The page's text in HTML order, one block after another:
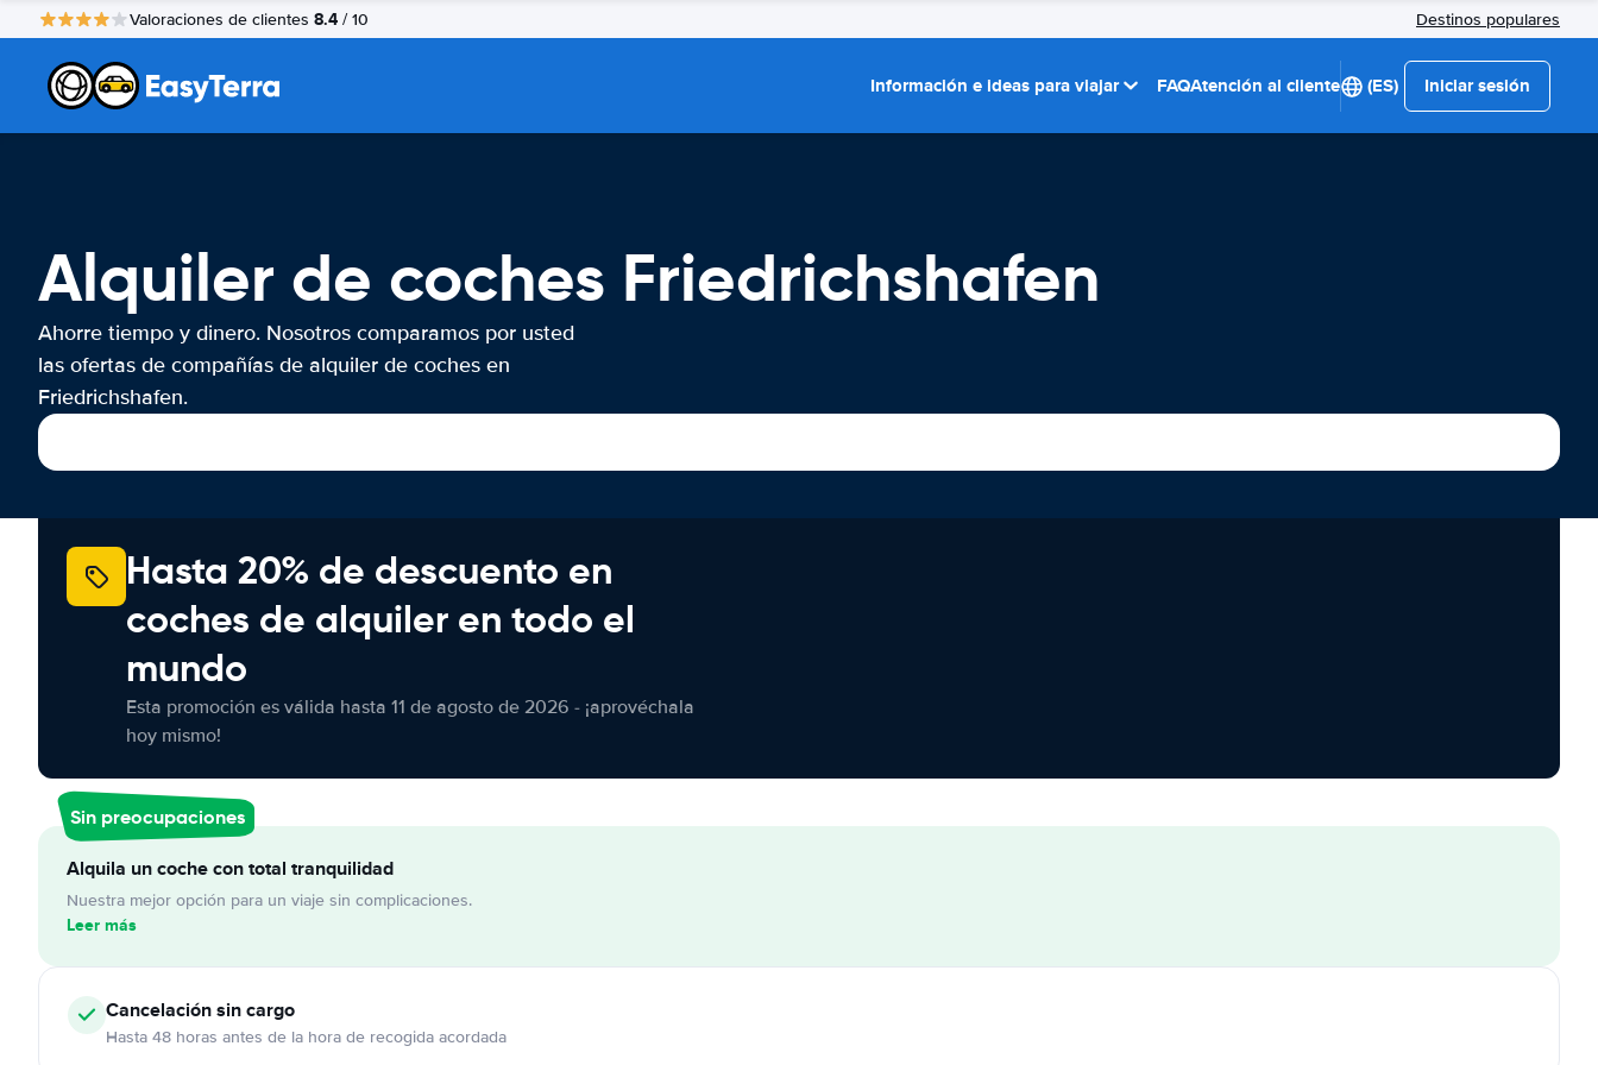
Valoraciones de clientes 8.4 / 10 Destinos populares
Información e ideas para viajar FAQAtención al cliente (ES) Iniciar sesión
Alquiler de coches Friedrichshafen
Ahorre tiempo y dinero. Nosotros comparamos por usted
las ofertas de compañías de alquiler de coches en
Friedrichshafen.
Hasta 20% de descuento en
coches de alquiler en todo el
mundo
Esta promoción es válida hasta 11 de agosto de 2026 - ¡aprovéchala
hoy mismo!
Sin preocupaciones
Alquila un coche con total tranquilidad
Nuestra mejor opción para un viaje sin complicaciones.
Leer más
Cancelaciónsin cargo
Hasta 48 horas antes de la hora de recogida acordada